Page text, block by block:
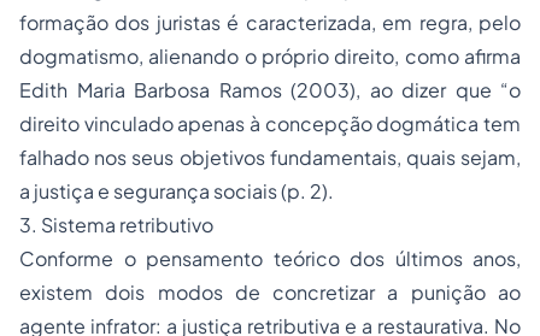
formação dos juristas é caracterizada, em regra, pelo
dogmatismo, alienando o próprio direito, como afirma
Edith Maria Barbosa Ramos (2003), ao dizer que “o
direito vinculado apenas à concepção dogmática tem
falhado nos seus objetivos fundamentais, quais sejam,
a justiça e segurança sociais (p. 2).
3. Sistema retributivo
Conforme o pensamento teórico dos últimos anos,
existem dois modos de concretizar a punição ao
agente infrator: a justiça retributiva e a restaurativa. No